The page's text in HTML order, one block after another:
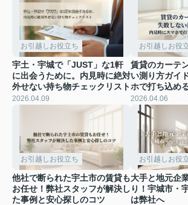
お引越しお役立ち
宇土・宇城で「JUST」な1軒
に出会うために。内見時に絶対
外せない持ち物チェックリスト
2026.04.09
お引越しお役
賃貸のカーテ
い測り方ガイ
ホで打ち込め
2026.04.06
お引越しお役立ち
他社で断られた宇土市の賃貸も
お任せ！弊社スタッフが解決し
た事例と安心探しのコツ
お引越しお役
大手と地元企
り！宇城市・
は弊社へ